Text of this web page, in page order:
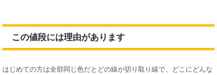
この値段には理由があります
はじめての方は全部同じ色だとどの線が切り取り線で、どこにどんな